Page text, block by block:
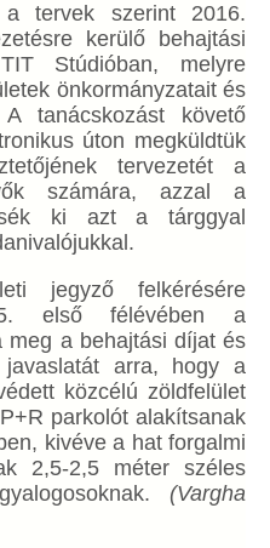
a tervek szerint 2016.
kerülő behajtási
Stúdióban, melyre
önkormányzatait és
tanácskozást követő
úton megküldtük
tervezetét a
számára, azzal a
ki azt a tárggyal
jegyző felkérésére
első félévében a
meg a behajtási díjat és
arra, hogy a
közcélú zöldfelület
parkolót alakítsanak
kivéve a hat forgalmi
2,5-2,5 méter széles
(Vargha